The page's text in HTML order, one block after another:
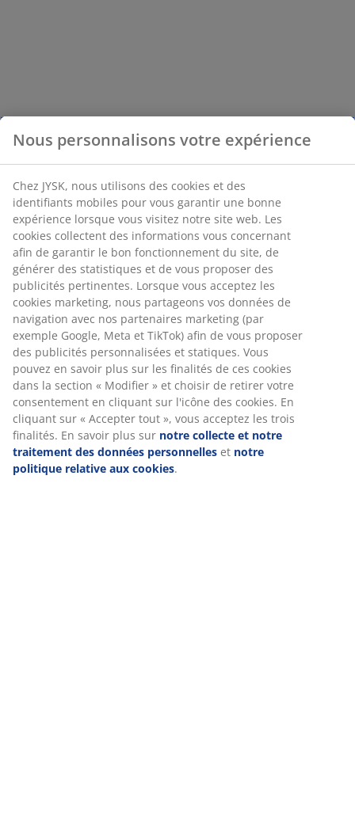
Nous personnalisons votre expérience
Chez JYSK, nous utilisons des cookies et des
identifiants mobiles pour vous garantir une bonne
expérience lorsque vous visitez notre site web. Les
cookies collectent des informations vous concernant
afin de garantir le bon fonctionnement du site, de
générer des statistiques et de vous proposer des
publicités pertinentes. Lorsque vous acceptez les
cookies marketing, nous partageons vos données de
navigation avec nos partenaires marketing (par
exemple Google, Meta et TikTok) afin de vous proposer
des publicités personnalisées et statiques. Vous
pouvez en savoir plus sur les finalités de ces cookies
dans la section « Modifier » et choisir de retirer votre
consentement en cliquant sur l'icône des cookies. En
cliquant sur « Accepter tout », vous acceptez les trois
finalités. En savoir plus sur notre collecte et notre
traitement des données personnelles et notre
politique relative aux cookies.